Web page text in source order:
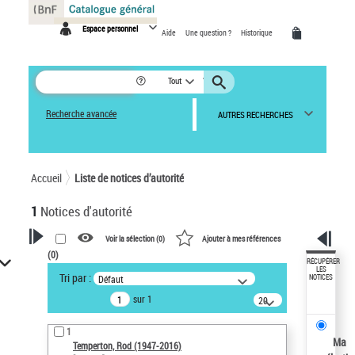
Espace personnel Aide Une question ? Historique
Tout
Recherche avancée AUTRES RECHERCHES
Accueil Liste de notices d’autorité
1 Notices d'autorité
VOTRE RECHERCHE
Recherche avancée dans les
notices d’autorité
Œuvres liées à l'auteur :
Temperton, Rod (1947-2016)
Voir la sélection (0) Ajouter à mes références
(0)
Tri par : Défaut
sur 1
20
résultats/page
1
Temperton, Rod (1947-2016)
RÉCUPÉRER
LES
NOTICES
Ma
Panneau de gestion des cookies